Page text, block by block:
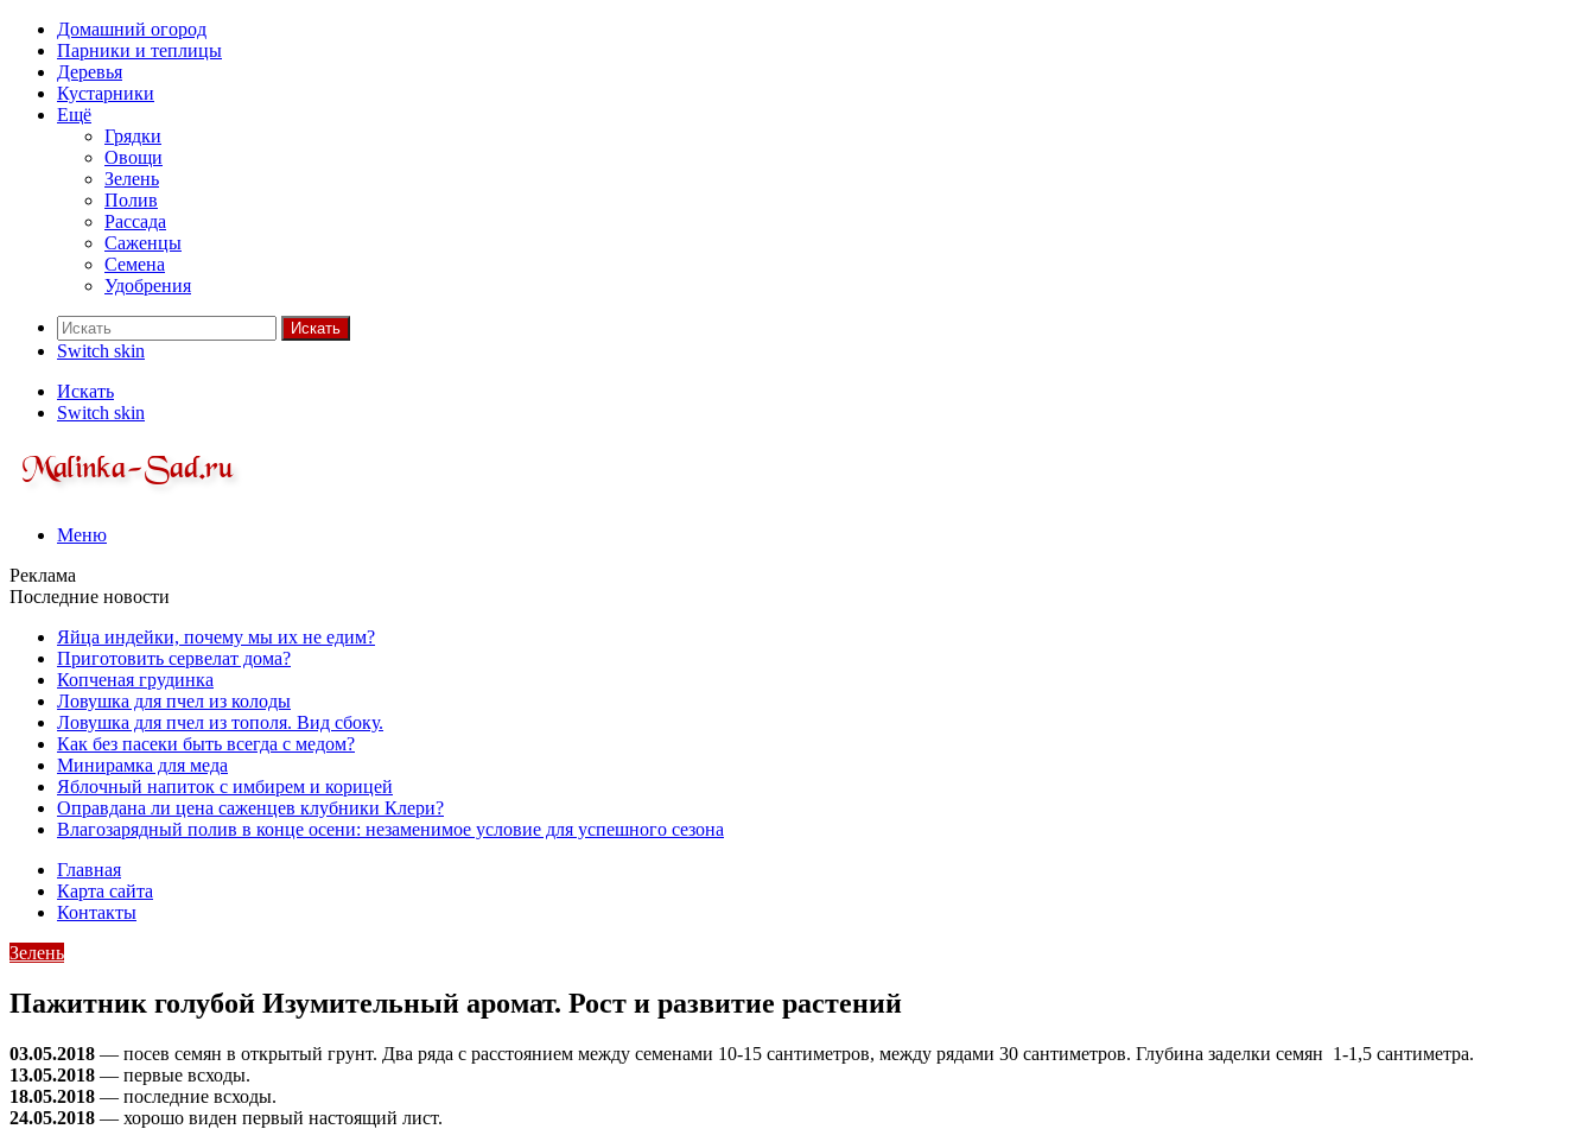
Домашний огород
Парники и теплицы
Деревья
Кустарники
Ещё
Грядки
Овощи
Зелень
Полив
Рассада
Саженцы
Семена
Удобрения
Искать
Switch skin
Искать
Switch skin
Меню
Реклама
Последние новости
Яйца индейки, почему мы их не едим?
Приготовить сервелат⁠⁠ дома?
Копченая грудинка
Ловушка для пчел из колоды
Ловушка для пчел из тополя. Вид сбоку.
Как без пасеки быть всегда с медом?
Минирамка для меда
Яблочный напиток с имбирем и корицей
Оправдана ли цена саженцев клубники Клери?
Влагозарядный полив в конце осени: незаменимое условие для успешного сезона
Главная
Карта сайта
Контакты
Зелень
Пажитник голубой Изумительный аромат. Рост и развитие растений
03.05.2018 — посев семян в открытый грунт. Два ряда с расстоянием между семенами 10-15 сантиметров, между рядами 30 сантиметров. Глубина заделки семян 1-1,5 сантиметра.
13.05.2018 — первые всходы.
18.05.2018 — последние всходы.
24.05.2018 — хорошо виден первый настоящий лист.